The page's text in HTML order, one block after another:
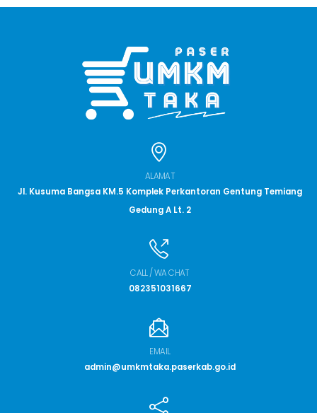
ALAMAT
Jl. Kusuma Bangsa KM.5 Komplek Perkantoran Gentung Temiang
Gedung A Lt. 2
CALL / WA CHAT
082351031667
EMAIL
admin@umkmtaka.paserkab.go.id